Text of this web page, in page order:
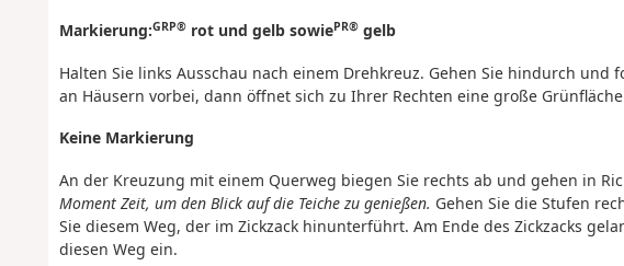
Markierung:GRP®rot und gelb sowiePR®gelb
Halten Sie links Ausschau nach einem Drehkreuz. Gehen Sie hindurch und
an Häusern vorbei, dann öffnet sich zu Ihrer Rechten eine große
Keine Markierung
An der Kreuzung mit einem Querweg biegen Sie rechts ab und gehen in
Moment Zeit, um den Blick auf die Teiche zu genießen. Gehen Sie die Stufen
Sie diesem Weg, der im Zickzack hinunterführt. Am Ende des Zickzacks
diesen Weg ein.